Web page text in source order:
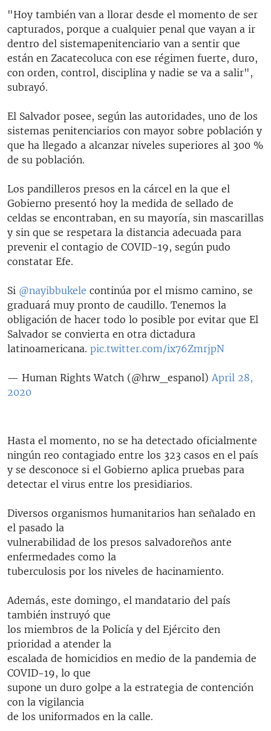
"Hoy también van a llorar desde el momento de ser
capturados, porque a cualquier penal que vayan a ir
dentro del sistemapenitenciario van a sentir que
están en Zacatecoluca con ese régimen fuerte, duro,
con orden, control, disciplina y nadie se va a salir",
subrayó.
El Salvador posee, según las autoridades, uno de los
sistemas penitenciarios con mayor sobre población y
que ha llegado a alcanzar niveles superiores al 300 %
de su población.
Los pandilleros presos en la cárcel en la que el
Gobierno presentó hoy la medida de sellado de
celdas se encontraban, en su mayoría, sin mascarillas
y sin que se respetara la distancia adecuada para
prevenir el contagio de COVID-19, según pudo
constatar Efe.
Si @nayibbukele continúa por el mismo camino, se
graduará muy pronto de caudillo. Tenemos la
obligación de hacer todo lo posible por evitar que El
Salvador se convierta en otra dictadura
latinoamericana. pic.twitter.com/ix76ZmrjpN
— Human Rights Watch (@hrw_espanol) April 28,
2020
Hasta el momento, no se ha detectado oficialmente
ningún reo contagiado entre los 323 casos en el país
y se desconoce si el Gobierno aplica pruebas para
detectar el virus entre los presidiarios.
Diversos organismos humanitarios han señalado en
el pasado la
vulnerabilidad de los presos salvadoreños ante
enfermedades como la
tuberculosis por los niveles de hacinamiento.
Además, este domingo, el mandatario del país
también instruyó que
los miembros de la Policía y del Ejército den
prioridad a atender la
escalada de homicidios en medio de la pandemia de
COVID-19, lo que
supone un duro golpe a la estrategia de contención
con la vigilancia
de los uniformados en la calle.